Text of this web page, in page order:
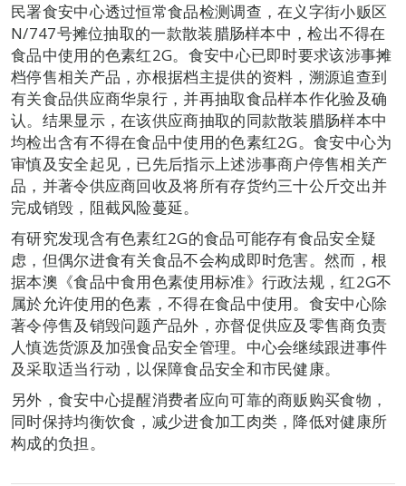
民署食安中心透过恒常食品检测调查，在义字街小贩区
N/747号摊位抽取的一款散装腊肠样本中，检出不得在
食品中使用的色素红2G。食安中心已即时要求该涉事摊
档停售相关产品，亦根据档主提供的资料，溯源追查到
有关食品供应商华泉行，并再抽取食品样本作化验及确
认。结果显示，在该供应商抽取的同款散装腊肠样本中
均检出含有不得在食品中使用的色素红2G。食安中心为
审慎及安全起见，已先后指示上述涉事商户停售相关产
品，并著令供应商回收及将所有存货约三十公斤交出并
完成销毁，阻截风险蔓延。
有研究发现含有色素红2G的食品可能存有食品安全疑
虑，但偶尔进食有关食品不会构成即时危害。然而，根
据本澳《食品中食用色素使用标准》行政法规，红2G不
属於允许使用的色素，不得在食品中使用。食安中心除
著令停售及销毁问题产品外，亦督促供应及零售商负责
人慎选货源及加强食品安全管理。中心会继续跟进事件
及采取适当行动，以保障食品安全和市民健康。
另外，食安中心提醒消费者应向可靠的商贩购买食物，
同时保持均衡饮食，减少进食加工肉类，降低对健康所
构成的负担。